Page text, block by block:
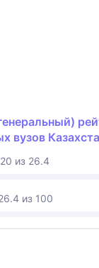
вузов
из 26.4
из 100